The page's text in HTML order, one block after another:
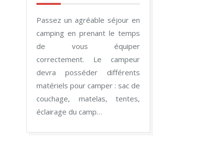
Passez un agréable séjour en
camping en prenant le temps
de vous équiper
correctement. Le campeur
devra posséder différents
matériels pour camper : sac de
couchage, matelas, tentes,
éclairage du camp…